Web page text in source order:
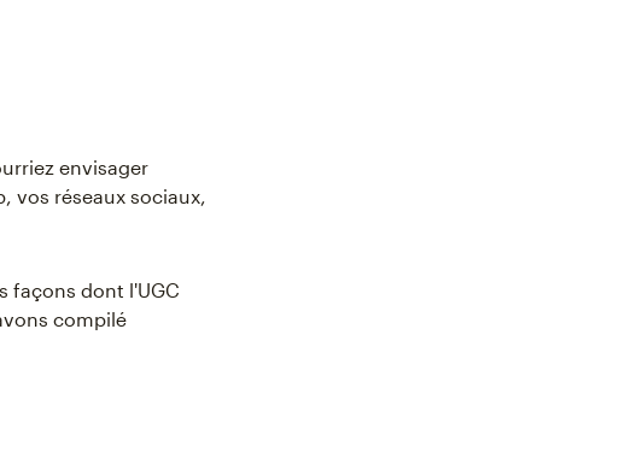
envisager
vos réseaux sociaux,
façons dont l'UGC
compilé